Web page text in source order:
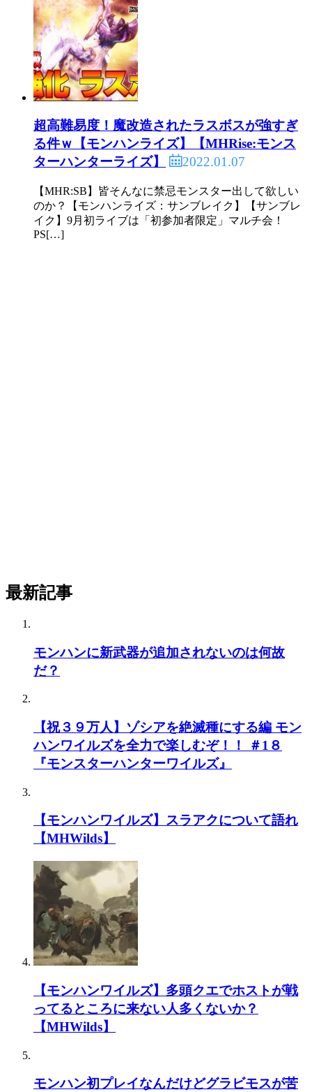
超高難易度！魔改造されたラスボスが強すぎ
る件ｗ【モンハンライズ】【MHRise:モンス
ターハンターライズ】
2022.01.07
【MHR:SB】皆そんなに禁忌モンスター出して欲しい
のか？【モンハンライズ：サンブレイク】【サンブレ
イク】9月初ライブは「初参加者限定」マルチ会！
PS[…]
最新記事
モンハンに新武器が追加されないのは何故
だ？
【祝３９万人】ゾシアを絶滅種にする編 モン
ハンワイルズを全力で楽しむぞ！！ ＃1８
『モンスターハンターワイルズ』
【モンハンワイルズ】スラアクについて語れ
【MHWilds】
【モンハンワイルズ】多頭クエでホストが戦
ってるところに来ない人多くないか？
【MHWilds】
モンハン初プレイなんだけどグラビモスが苦